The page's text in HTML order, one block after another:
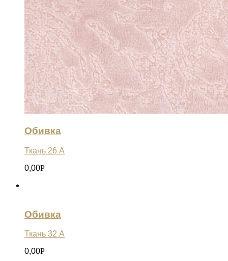
Обивка
Ткань 26 А
0,00Р
Обивка
Ткань 32 А
0,00Р